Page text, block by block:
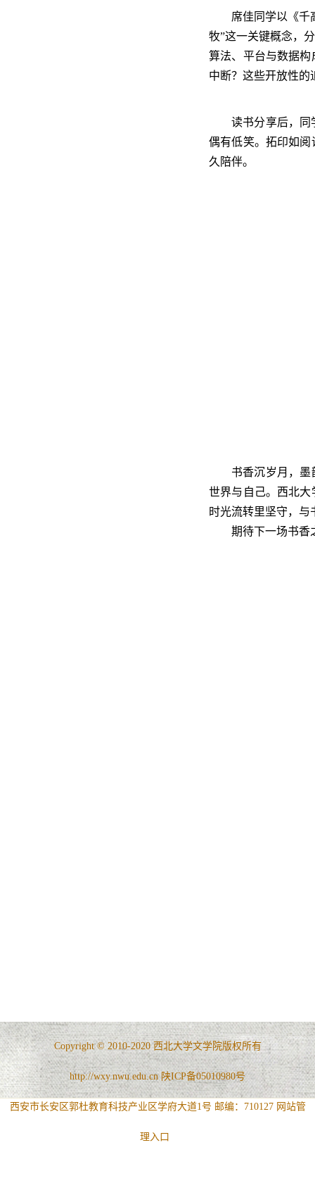
席佳同学以《千
牧”这一关键概念，
算法、平台与数据
中断？这些开放性的
读书分享后，同
偶有低笑。拓印如
久陪伴。
书香沉岁月，
世界与自己。西北
时光流转里坚守，与
期待下一场书香
Copyright © 2010-2020 西北大学文学院版权所有
http://wxy.nwu.edu.cn 陕ICP备05010980号
西安市长安区郭杜教育科技产业区学府大道1号 邮编：710127 网站管
理入口